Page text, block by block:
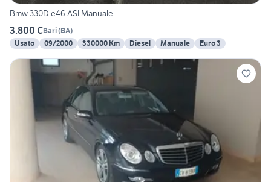
Bmw 330D e46 ASI Manuale
3.800 €Bari(BA)
Usato
09/2000 330000 Km Diesel Manuale Euro 3